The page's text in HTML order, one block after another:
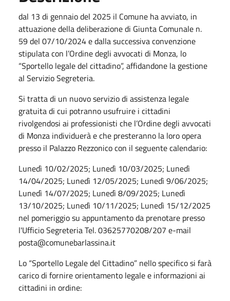
dal 13 di gennaio del 2025 il Comune ha avviato, in
attuazione della deliberazione di Giunta Comunale n.
59 del 07/10/2024 e dalla successiva convenzione
stipulata con l’Ordine degli avvocati di Monza, lo
“Sportello legale del cittadino”, affidandone la gestione
al Servizio Segreteria.
Si tratta di un nuovo servizio di assistenza legale
gratuita di cui potranno usufruire i cittadini
rivolgendosi ai professionisti che l’Ordine degli avvocati
di Monza individuerà e che presteranno la loro opera
presso il Palazzo Rezzonico con il seguente calendario:
Lunedì 10/02/2025; Lunedì 10/03/2025; Lunedì
14/04/2025; Lunedì 12/05/2025; Lunedì 9/06/2025;
Lunedì 14/07/2025; Lunedì 8/09/2025; Lunedì
13/10/2025; Lunedì 10/11/2025; Lunedì 15/12/2025
nel pomeriggio su appuntamento da prenotare presso
l'Ufficio Segreteria Tel. 03625770208/207 e-mail
posta@comunebarlassina.it
Lo “Sportello Legale del Cittadino” nello specifico si farà
carico di fornire orientamento legale e informazioni ai
cittadini in ordine: